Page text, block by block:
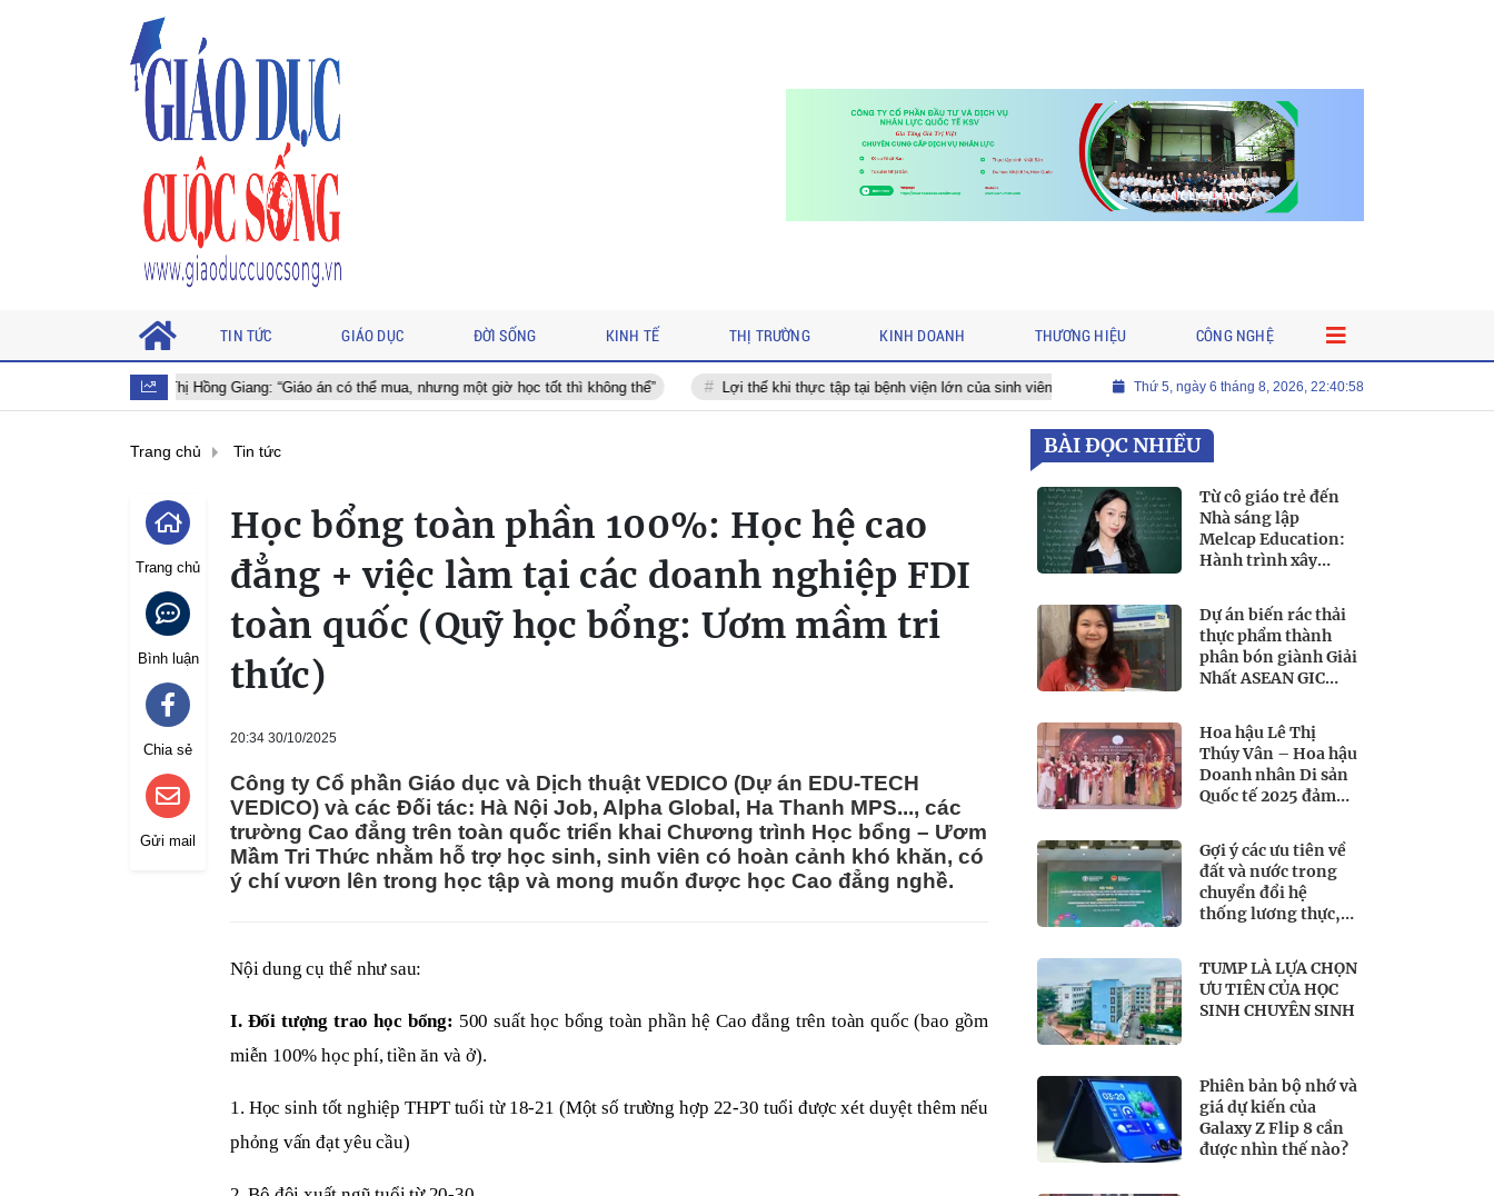
Thị Hồng Giang: “Giáo án có thể mua, nhưng một giờ học tốt thì không thể” Lợi thế khi thực tập tại bệnh viện lớn của sinh viên TUMP Ra mắt cuốn sách “Fidel Castro Ruz: Từ tuổi thơ đến huyền thoại”
Thứ 5, ngày 6 tháng 8, 2026, 22:41:00
TIN TỨC GIÁO DỤC ĐỜI SỐNG KINH TẾ THỊ TRƯỜNG KINH DOANH THƯƠNG HIỆU CÔNG NGHỆ
Trang chủ Tin tức
Trang chủ
Bình luận
Chia sẻ
Gửi mail
Học bổng toàn phần 100%: Học hệ cao
đẳng + việc làm tại các doanh nghiệp FDI
toàn quốc (Quỹ học bổng: Ươm mầm tri
thức)
20:34 30/10/2025
Công ty Cổ phần Giáo dục và Dịch thuật VEDICO (Dự án EDU-TECH
VEDICO) và các Đối tác: Hà Nội Job, Alpha Global, Ha Thanh MPS..., các
trường Cao đẳng trên toàn quốc triển khai Chương trình Học bổng – Ươm
Mầm Tri Thức nhằm hỗ trợ học sinh, sinh viên có hoàn cảnh khó khăn, có
ý chí vươn lên trong học tập và mong muốn được học Cao đẳng nghề.
Nội dung cụ thể như sau:
I. Đối tượng trao học bổng: 500 suất học bổng toàn phần hệ Cao đẳng trên toàn quốc (bao gồm
miễn 100% học phí, tiền ăn và ở).
1. Học sinh tốt nghiệp THPT tuổi từ 18-21 (Một số trường hợp 22-30 tuổi được xét duyệt thêm nếu
phỏng vấn đạt yêu cầu)
BÀI ĐỌC NHIỀU
Từ cô giáo trẻ đến
Nhà sáng lập
Melcap Education:
Hành trình xây
học tập lấy học sinh
làm trung tâm
Dự án biến rác thải
thực phẩm thành
phân bón giành Giải
Nhất ASEAN GIC
Hoa hậu Lê Thị
Thúy Vân – Hoa hậu
Doanh nhân Di sản
Quốc tế 2025 đảm
giám khảo quyền
lực tại Miss
International All-
Round
Businesswoman
Gợi ý các ưu tiên về
đất và nước trong
chuyển đổi hệ
thống lương thực,
Nam theo FAO
Roadmap
TUMP LÀ LỰA CHỌN
ƯU TIÊN CỦA HỌC
SINH CHUYÊN SINH
Phiên bản bộ nhớ và
giá dự kiến của
Galaxy Z Flip 8 cần
được nhìn thế nào?